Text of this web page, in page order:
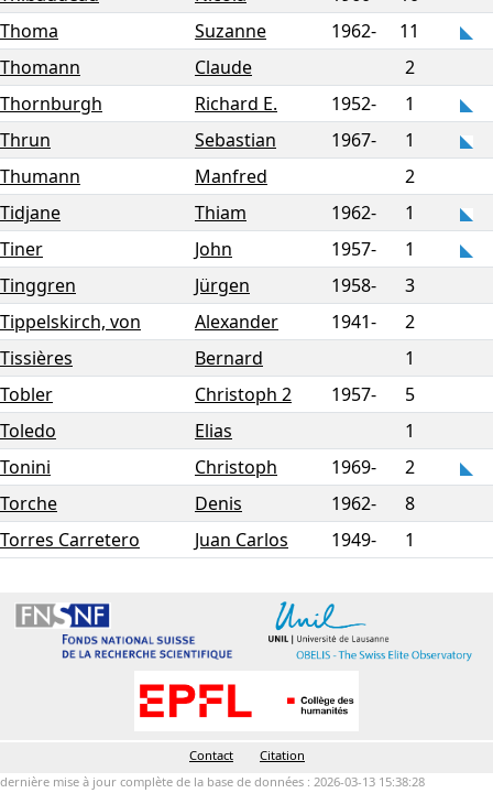
Thoma
Suzanne 1962-
11
Thomann
Claude
2
Thornburgh
Richard E. 1952-
1
Thrun
Sebastian 1967-
1
Thumann
Manfred
2
Tidjane
Thiam 1962-
1
Tiner
John 1957-
1
Tinggren
Jürgen 1958-
3
Tippelskirch, von
Alexander 1941-
2
Tissières
Bernard
1
Tobler
Christoph 2 1957-
5
Toledo
Elias
1
Tonini
Christoph 1969-
2
Torche
Denis 1962-
8
Torres Carretero
Juan Carlos 1949- 1
Contact
Citation
dernière mise à jour complète de la base de données : 2026-03-13 15:38:28